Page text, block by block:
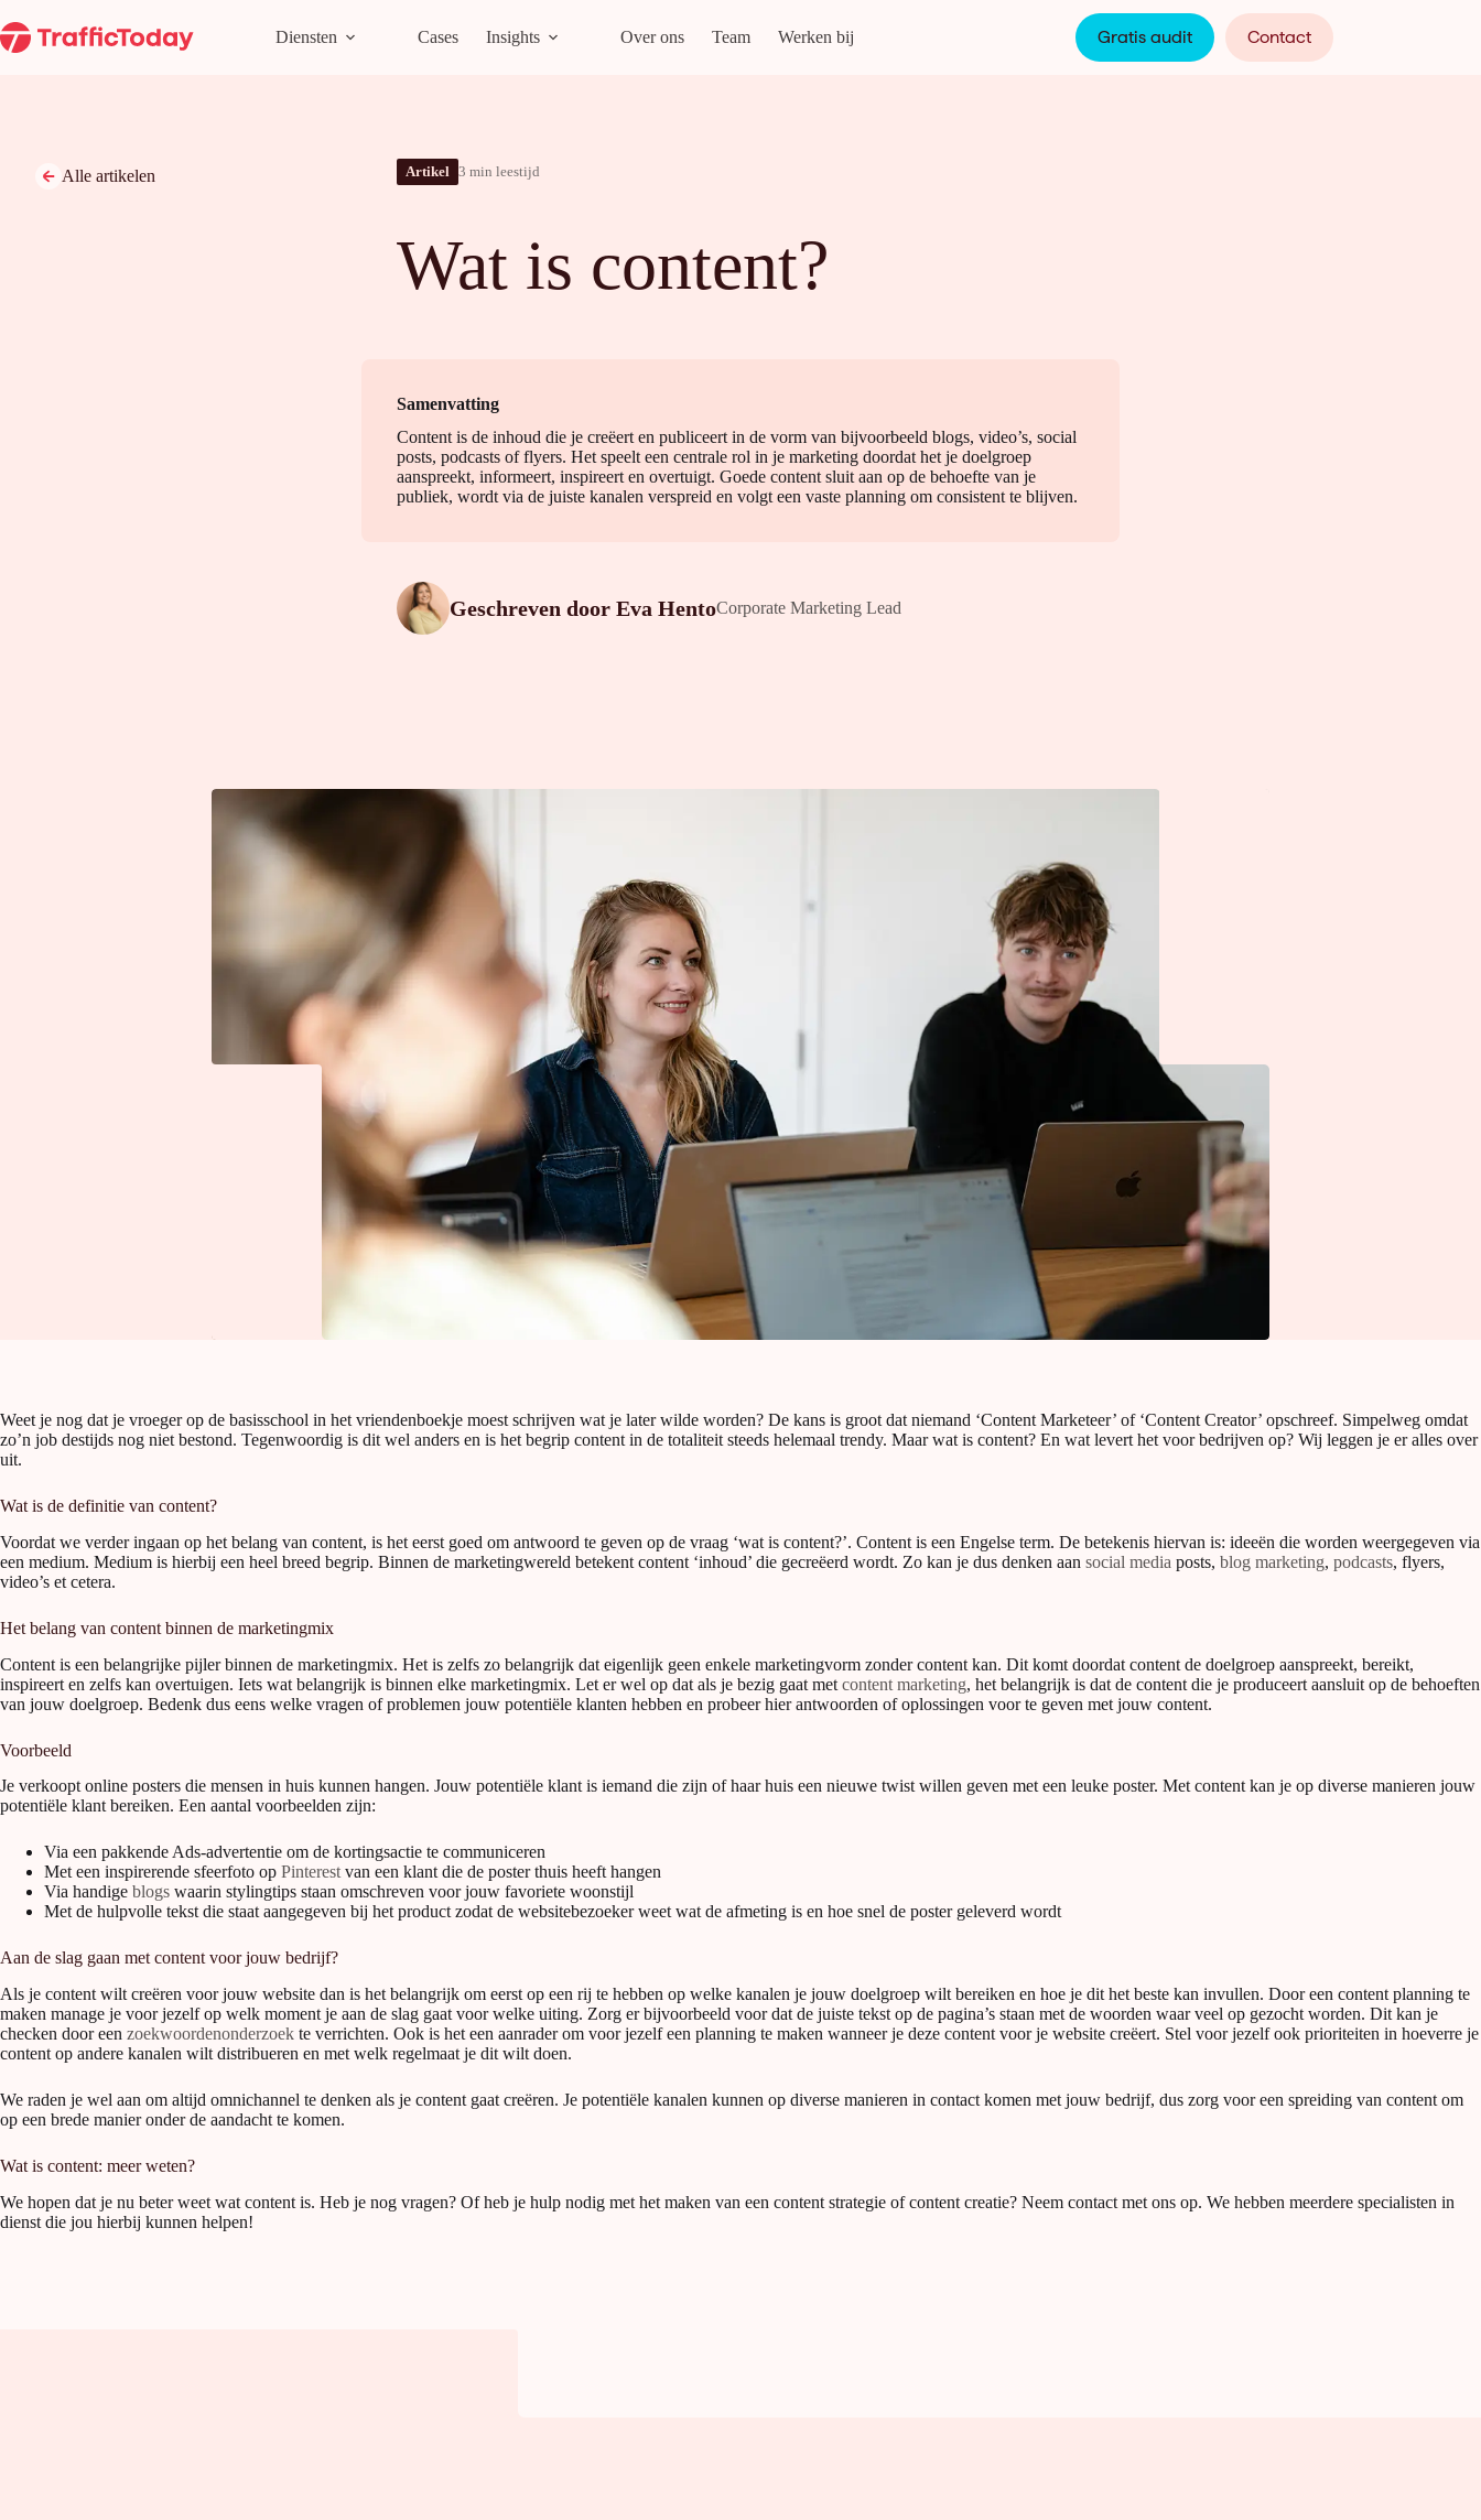
naar
de
Diensten Cases Insights Over ons Team Werken bij Gratis audit Contact
Alle artikelen Artikel 3 min leestijd
Wat is content?
Samenvatting
Content is de inhoud die je creëert en publiceert in de vorm van bijvoorbeeld blogs, video’s, social
posts, podcasts of flyers. Het speelt een centrale rol in je marketing doordat het je doelgroep
aanspreekt, informeert, inspireert en overtuigt. Goede content sluit aan op de behoefte van je
publiek, wordt via de juiste kanalen verspreid en volgt een vaste planning om consistent te blijven.
Geschreven door Eva HentoCorporate Marketing Lead
Weet je nog dat je vroeger op de basisschool in het vriendenboekje moest schrijven wat je later wilde worden? De kans is groot dat niemand ‘Content Marketeer’ of ‘Content Creator’ opschreef. Simpelweg omdat
zo’n job destijds nog niet bestond. Tegenwoordig is dit wel anders en is het begrip content in de totaliteit steeds helemaal trendy. Maar wat is content? En wat levert het voor bedrijven op? Wij leggen je er alles over
uit.
Wat is de definitie van content?
Voordat we verder ingaan op het belang van content, is het eerst goed om antwoord te geven op de vraag ‘wat is content?’. Content is een Engelse term. De betekenis hiervan is: ideeën die worden weergegeven via
een medium. Medium is hierbij een heel breed begrip. Binnen de marketingwereld betekent content ‘inhoud’ die gecreëerd wordt. Zo kan je dus denken aan social media posts, blog marketing, podcasts, flyers,
video’s et cetera.
Het belang van content binnen de marketingmix
Content is een belangrijke pijler binnen de marketingmix. Het is zelfs zo belangrijk dat eigenlijk geen enkele marketingvorm zonder content kan. Dit komt doordat content de doelgroep aanspreekt, bereikt,
inspireert en zelfs kan overtuigen. Iets wat belangrijk is binnen elke marketingmix. Let er wel op dat als je bezig gaat met content marketing, het belangrijk is dat de content die je produceert aansluit op de behoeften
van jouw doelgroep. Bedenk dus eens welke vragen of problemen jouw potentiële klanten hebben en probeer hier antwoorden of oplossingen voor te geven met jouw content.
Voorbeeld
Je verkoopt online posters die mensen in huis kunnen hangen. Jouw potentiële klant is iemand die zijn of haar huis een nieuwe twist willen geven met een leuke poster. Met content kan je op diverse manieren jouw
potentiële klant bereiken. Een aantal voorbeelden zijn:
Via een pakkende Ads-advertentie om de kortingsactie te communiceren
Met een inspirerende sfeerfoto op Pinterest van een klant die de poster thuis heeft hangen
Via handige blogs waarin stylingtips staan omschreven voor jouw favoriete woonstijl
Met de hulpvolle tekst die staat aangegeven bij het product zodat de websitebezoeker weet wat de afmeting is en hoe snel de poster geleverd wordt
Aan de slag gaan met content voor jouw bedrijf?
Als je content wilt creëren voor jouw website dan is het belangrijk om eerst op een rij te hebben op welke kanalen je jouw doelgroep wilt bereiken en hoe je dit het beste kan invullen. Door een content planning te
maken manage je voor jezelf op welk moment je aan de slag gaat voor welke uiting. Zorg er bijvoorbeeld voor dat de juiste tekst op de pagina’s staan met de woorden waar veel op gezocht worden. Dit kan je
checken door een zoekwoordenonderzoek te verrichten. Ook is het een aanrader om voor jezelf een planning te maken wanneer je deze content voor je website creëert. Stel voor jezelf ook prioriteiten in hoeverre je
content op andere kanalen wilt distribueren en met welk regelmaat je dit wilt doen.
We raden je wel aan om altijd omnichannel te denken als je content gaat creëren. Je potentiële kanalen kunnen op diverse manieren in contact komen met jouw bedrijf, dus zorg voor een spreiding van content om
op een brede manier onder de aandacht te komen.
Wat is content: meer weten?
We hopen dat je nu beter weet wat content is. Heb je nog vragen? Of heb je hulp nodig met het maken van een content strategie of content creatie? Neem contact met ons op. We hebben meerdere specialisten in
dienst die jou hierbij kunnen helpen!